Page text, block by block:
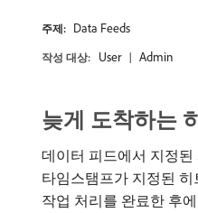
주제: Data Feeds
작성 대상: User Admin
늦게 도착하는
데이터 피드에서 지정된
타임스탬프가 지정된
작업 처리를 완료한 후